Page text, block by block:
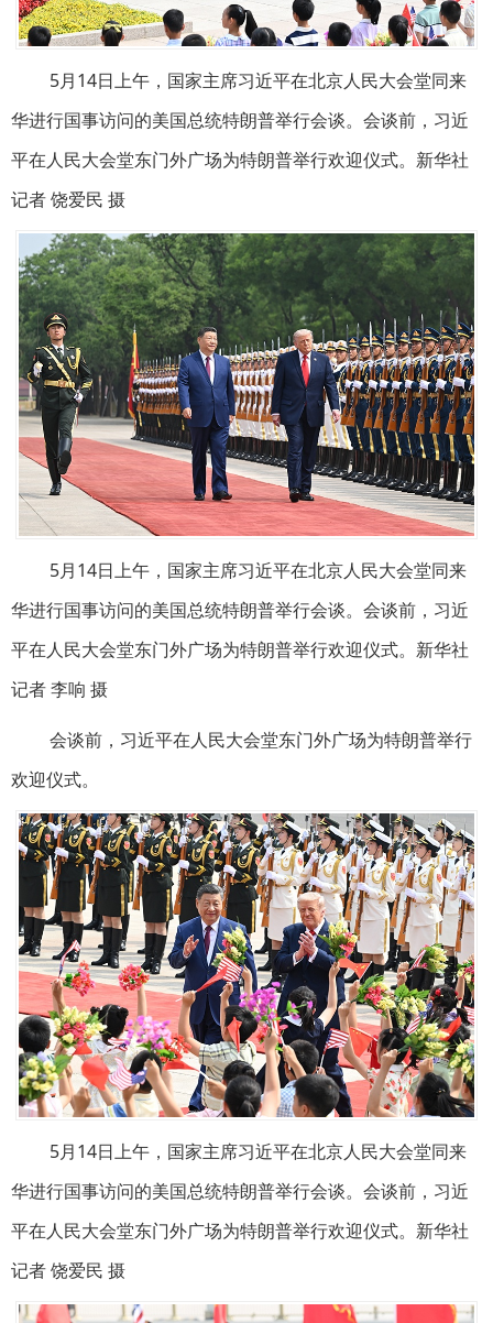
5月14日上午，国家主席习近平在北京人民大会堂同来
华进行国事访问的美国总统特朗普举行会谈。会谈前，习近
平在人民大会堂东门外广场为特朗普举行欢迎仪式。新华社
记者 饶爱民 摄
5月14日上午，国家主席习近平在北京人民大会堂同来
华进行国事访问的美国总统特朗普举行会谈。会谈前，习近
平在人民大会堂东门外广场为特朗普举行欢迎仪式。新华社
记者 李响 摄
会谈前，习近平在人民大会堂东门外广场为特朗普举行
欢迎仪式。
5月14日上午，国家主席习近平在北京人民大会堂同来
华进行国事访问的美国总统特朗普举行会谈。会谈前，习近
平在人民大会堂东门外广场为特朗普举行欢迎仪式。新华社
记者 饶爱民 摄